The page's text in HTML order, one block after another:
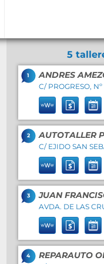
5
1 ANDRES
C/ PROGRESO,
2 AUTOTALLER
C/ EJIDO SAN
3 JUAN
AVDA. DE LAS
4 REPARAUTO